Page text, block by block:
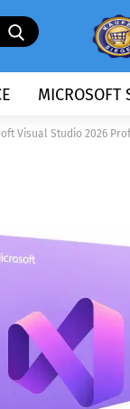
Suche...
MICROSOFT
Visual Studio 2026